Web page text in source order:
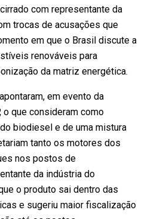
com representante da
trocas de acusações que
em que o Brasil discute a
renováveis para
da matriz energética.
em evento da
o que consideram como
biodiesel e de uma mistura
tanto os motores dos
nos postos de
da indústria do
o produto sai dentro das
e sugeriu maior fiscalização